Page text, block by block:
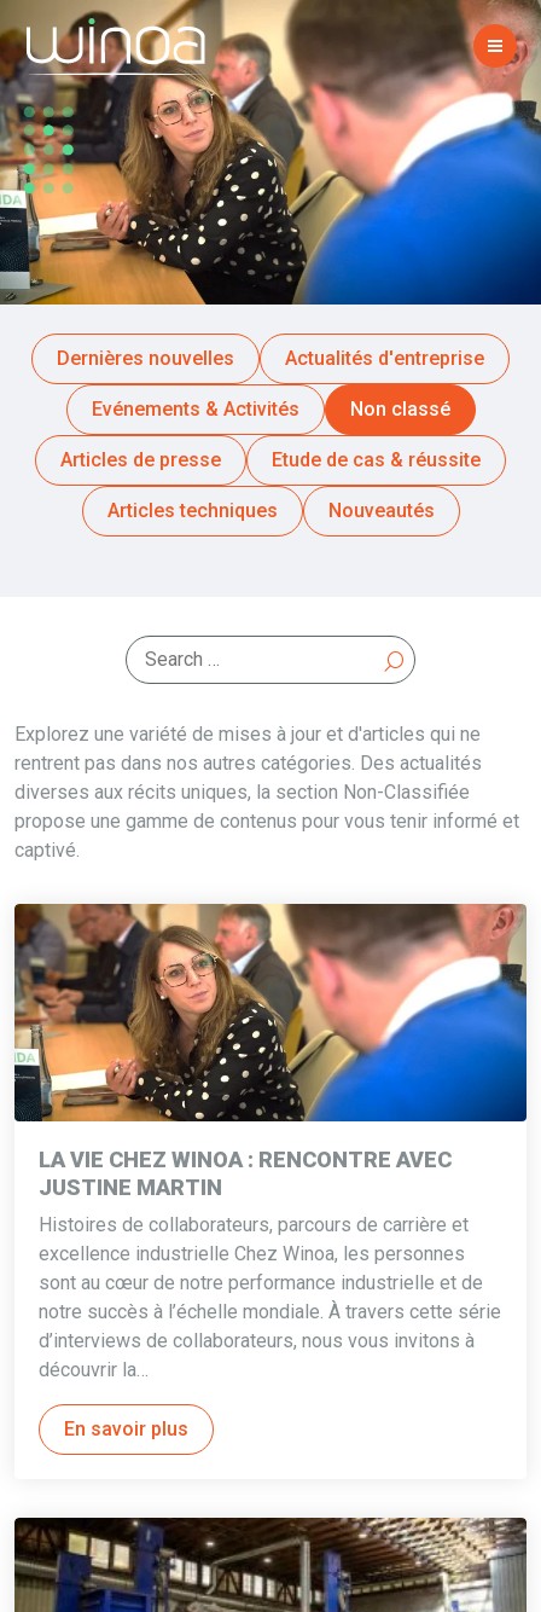
Dernières nouvelles Actualités d'entreprise
Evénements & Activités Non classé
Articles de presse Etude de cas & réussite
Articles techniques Nouveautés
Explorez une variété de mises à jour et d'articles qui ne
rentrent pas dans nos autres catégories. Des actualités
diverses aux récits uniques, la section Non-Classifiée
propose une gamme de contenus pour vous tenir informé et
captivé.
LA VIE CHEZ WINOA : RENCONTRE AVEC
JUSTINE MARTIN
Histoires de collaborateurs, parcours de carrière et
excellence industrielle Chez Winoa, les personnes
sont au cœur de notre performance industrielle et de
notre succès à l’échelle mondiale. À travers cette série
d’interviews de collaborateurs, nous vous invitons à
découvrir la…
En savoir plus